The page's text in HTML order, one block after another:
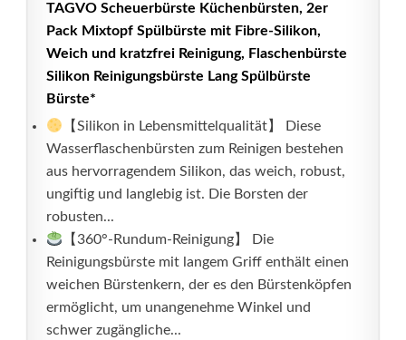
TAGVO Scheuerbürste Küchenbürsten, 2er
Pack Mixtopf Spülbürste mit Fibre-Silikon,
Weich und kratzfrei Reinigung, Flaschenbürste
Silikon Reinigungsbürste Lang Spülbürste
Bürste*
【Silikon in Lebensmittelqualität】 Diese
Wasserflaschenbürsten zum Reinigen bestehen
aus hervorragendem Silikon, das weich, robust,
ungiftig und langlebig ist. Die Borsten der
robusten...
【360°-Rundum-Reinigung】 Die
Reinigungsbürste mit langem Griff enthält einen
weichen Bürstenkern, der es den Bürstenköpfen
ermöglicht, um unangenehme Winkel und
schwer zugängliche...